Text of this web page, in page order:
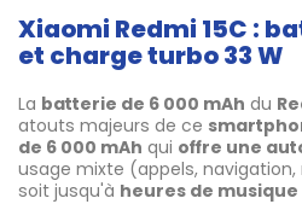
Xiaomi Redmi 15C :
et charge turbo 33 W
La batterie de 6 000 mAh du
atouts majeurs de ce
de 6 000 mAh qui offre une
usage mixte (appels,
soit jusqu'à heures de musique